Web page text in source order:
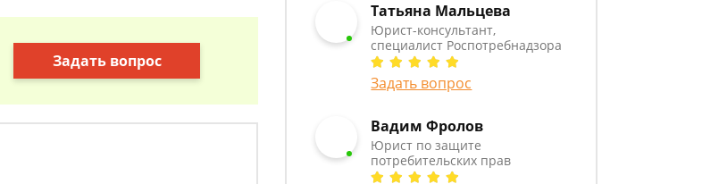
Задать вопрос
Татьяна Мальцева
Юрист-консультант,
специалист Роспотребнадзора
Задать вопрос
Вадим Фролов
Юрист по защите
потребительских прав